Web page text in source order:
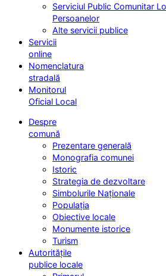
Serviciul Public Comunitar
Persoanelor
Alte servicii publice
Servicii
online
Nomenclatura
stradală
Monitorul
Oficial Local
Despre
comună
Prezentare generală
Monografia comunei
Istoric
Strategia de dezvoltare
Simbolurile Naționale
Populația
Obiective locale
Monumente istorice
Turism
Autoritățile
publice locale